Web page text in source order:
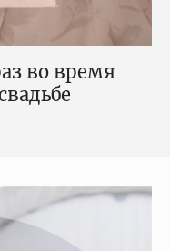
во время